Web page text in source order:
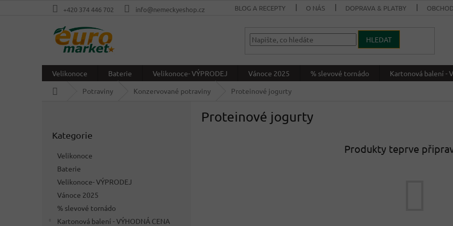
+420 374 446 702 info@nemeckyeshop.cz BLOG A RECEPTY O NÁS DOPRAVA & PLATBY
HLEDAT
Velikonoce Baterie Velikonoce- VÝPRODEJ Vánoce 2025 % slevové tornádo Kartonová balení -
Potraviny Konzervované potraviny Proteinové jogurty
kategorie
Kategorie
Velikonoce
Baterie
Velikonoce- VÝPRODEJ
Vánoce 2025
% slevové tornádo
Kartonová balení - VÝHODNÁ CENA
Proteinové jogurty
Produkty teprve